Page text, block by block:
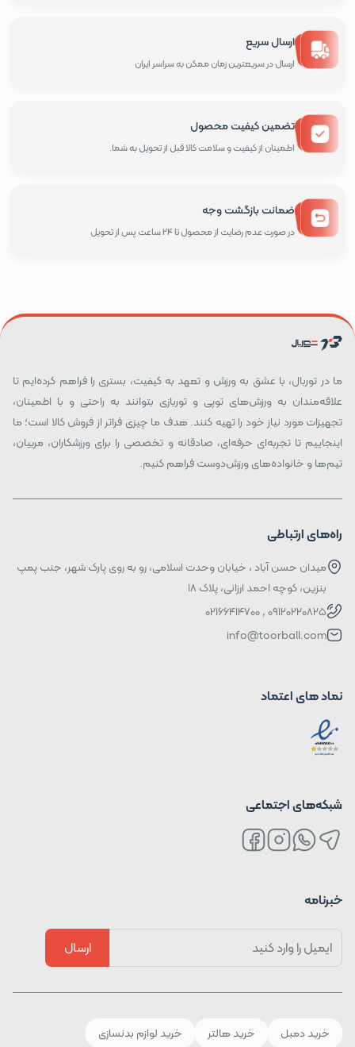
ارسال سریع
ارسال در سریعترین زمان ممکن به سراسر ایران
تضمین کیفیت محصول
اطمینان از کیفیت و سلامت کالا قبل از تحویل به شما.
ضمانت بازگشت وجه
در صورت عدم رضایت از محصول تا 24 ساعت پس از تحویل
ما در توربال، با عشق به ورزش و تعهد به کیفیت، بستری را فراهم کرده‌ایم تا
علاقه‌مندان به ورزش‌های توپی و توربازی بتوانند به راحتی و با اطمینان،
تجهیزات مورد نیاز خود را تهیه کنند. هدف ما چیزی فراتر از فروش کالا است؛ ما
اینجاییم تا تجربه‌ای حرفه‌ای، صادقانه و تخصصی را برای ورزشکاران، مربیان،
تیم‌ها و خانواده‌های ورزش‌دوست فراهم کنیم.
راه‌های ارتباطی
میدان حسن آباد ، خیابان وحدت اسلامی، رو به روی پارک شهر، جنب پمپ
بنزین، کوچه احمد ارزانی، پلاک ۱۸
09120220825 , 02166414700
info@toorball.com
نماد های اعتماد
شبکه‌های اجتماعی
خبرنامه
ارسال
خرید دمبل خرید هالتر خرید لوازم بدنسازی